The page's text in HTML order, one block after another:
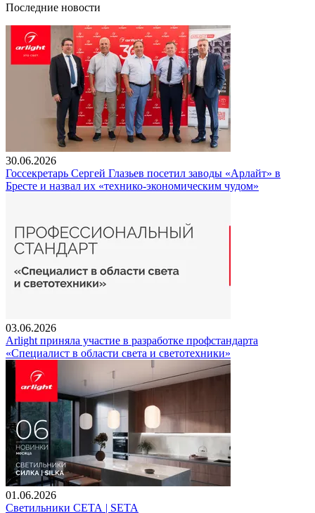
Последние новости
30.06.2026
Госсекретарь Сергей Глазьев посетил заводы «Арлайт» в
Бресте и назвал их «технико-экономическим чудом»
03.06.2026
Arlight приняла участие в разработке профстандарта
«Специалист в области света и светотехники»
01.06.2026
Светильники СЕТА | SETA